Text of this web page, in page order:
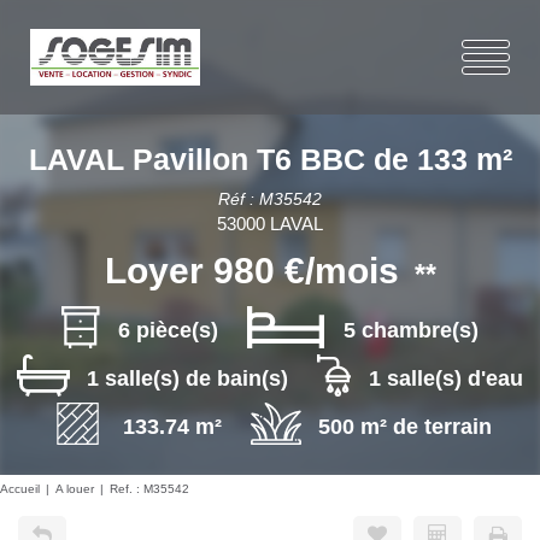
LAVAL Pavillon T6 BBC de 133 m²
Réf : M35542
53000 LAVAL
Loyer 980 €/mois **
6 pièce(s)
5 chambre(s)
1 salle(s) de bain(s)
1 salle(s) d'eau
133.74 m²
500 m² de terrain
Accueil A louer Ref. : M35542